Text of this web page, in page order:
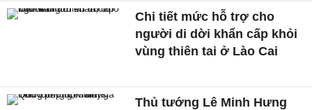
Chi tiết mức hỗ trợ cho
người di dời khẩn cấp khỏi
vùng thiên tai ở Lào Cai
Thủ tướng Lê Minh Hưng